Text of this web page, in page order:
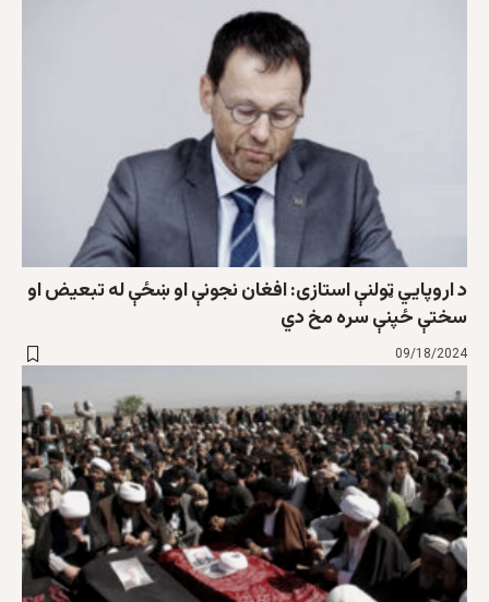
د اروپايي ټولنې استازی: افغان نجونې او ښځې له تبعیض او
سختې ځپنې سره مخ دي
09/18/2024